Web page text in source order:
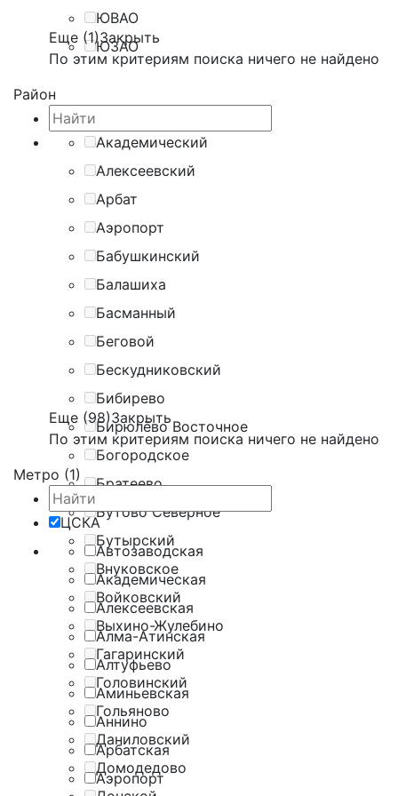
ЮВАО
ЮЗАО
Еще (1)Закрыть
По этим критериям поиска ничего не найдено
Район
Академический
Алексеевский
Арбат
Аэропорт
Бабушкинский
Балашиха
Басманный
Беговой
Бескудниковский
Бибирево
Бирюлёво Восточное
Богородское
Братеево
Бутово Северное
Бутырский
Внуковское
Войковский
Выхино-Жулебино
Гагаринский
Головинский
Гольяново
Даниловский
Домодедово
Еще (98)Закрыть
По этим критериям поиска ничего не найдено
Метро (1)
ЦСКА
Автозаводская
Академическая
Алексеевская
Алма-Атинская
Алтуфьево
Аминьевская
Аннино
Арбатская
Аэропорт